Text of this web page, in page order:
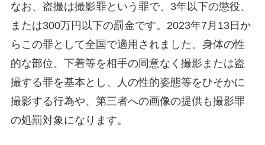
なお、盗撮は撮影罪という罪で、3年以下の懲役、
または300万円以下の罰金です。2023年7月13日か
らこの罪として全国で適用されました。身体の性
的な部位、下着等を相手の同意なく撮影または盗
撮する罪を基本とし、人の性的姿態等をひそかに
撮影する行為や、第三者への画像の提供も撮影罪
の処罰対象になります。